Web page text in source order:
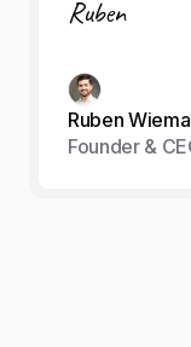
Ruben
Ruben
Founder &